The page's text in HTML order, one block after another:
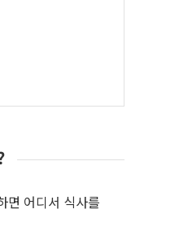
면 어디서 식사를